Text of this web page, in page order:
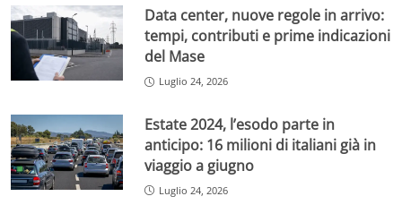
Data center, nuove regole in arrivo:
tempi, contributi e prime indicazioni
del Mase
Luglio 24, 2026
Estate 2024, l’esodo parte in
anticipo: 16 milioni di italiani già in
viaggio a giugno
Luglio 24, 2026